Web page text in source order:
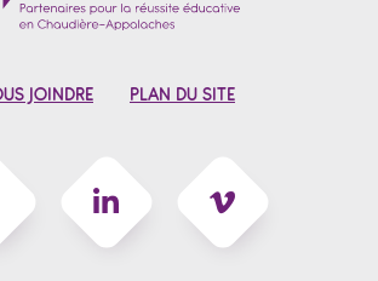
JOINDRE PLAN DU SITE